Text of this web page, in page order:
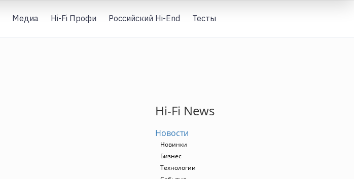
Медиа Hi-Fi Профи Российский Hi-End Тесты
Hi-Fi News
Новости
Новинки
Бизнес
Технологии